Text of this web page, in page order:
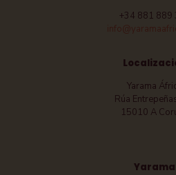
+34 881 889
Yarama
Rúa
15010 A
Yarama